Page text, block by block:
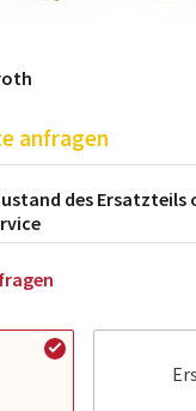
anfragen
des Ersatzteils